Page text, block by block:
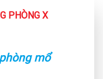
PHÒNG X
mổ